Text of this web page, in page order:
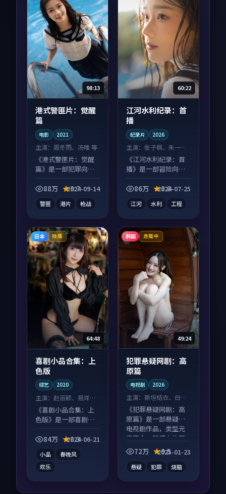
98:13
港式警匪片：觉醒
篇
电影 2021
主演： 周冬雨、汤唯 等
《港式警匪片：觉醒
篇》是一部犯罪向电
错过，字幕区常有惊
88万 9.7
2024-09-14
警匪 港片 枪战
60:22
江河水利纪录：首
播
纪录片 2026
主演： 张子枫、朱一龙
等
《江河水利纪录：首
播》是一部冒险向纪
长为内核，情感戏份
86万 8.8
2024-07-25
江河 水利 工程
日本 独播
64:48
喜剧小品合集：上
色版
综艺 2020
主演： 赵丽颖、易烊千
玺 等
《喜剧小品合集：上
色版》是一部喜剧向
别错过，字幕区常有
84万 8.3
2024-06-21
小品
春晚风
欢乐
韩国 连载中
49:24
犯罪悬疑网剧：高
原篇
电视剧 2026
主演：新垣结衣、白宇
等
《犯罪悬疑网剧：高
原篇》是一部悬疑向
电视剧作品，类型元
素齐全，观感爽快不
拖沓。
72万 9.5
2025-01-23
悬疑 犯罪 烧脑